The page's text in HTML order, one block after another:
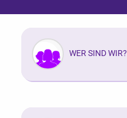
WER SIND WIR?